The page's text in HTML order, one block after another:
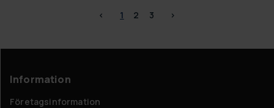
< 1 2 3 >
Information
Företagsinformation